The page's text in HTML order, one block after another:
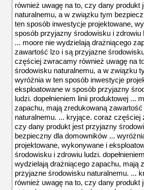
również uwagę na to, czy dany
naturalnemu, a w związku tym
ten sposób inwestycje projektowane,
sposób przyjazny środowisku i zdrowiu
... moore nie wydzielają drażniącego
zawartość lzo i są przyjazne
częściej zwracamy również uwagę na
środowisku naturalnemu, a w związku
wyróżnia w ten sposób inwestycje
eksploatowane w sposób przyjazny
ludzi. dopełnieniem linii produktowej ...
zapachu, mają zredukowaną
naturalnemu. ... kryjące. coraz
czy dany produkt jest przyjazny
bezpieczny dla domowników ...
projektowane, wykonywane i
środowisku i zdrowiu ludzi.
wydzielają drażniącego zapachu, mają
przyjazne środowisku naturalnemu. ...
również uwagę na to, czy dany